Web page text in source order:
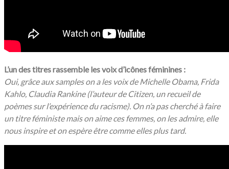
L’un des titres rassemble les voix d’icônes féminines :
Oui, grâce aux samples on a les voix de Michelle Obama, Frida
Kahlo, Claudia Rankine (l’auteur de Citizen, un recueil de
poèmes sur l’expérience du racisme). On n’a pas cherché à faire
un titre féministe mais on aime ces femmes, on les admire, elle
nous inspire et on espère être comme elles plus tard.